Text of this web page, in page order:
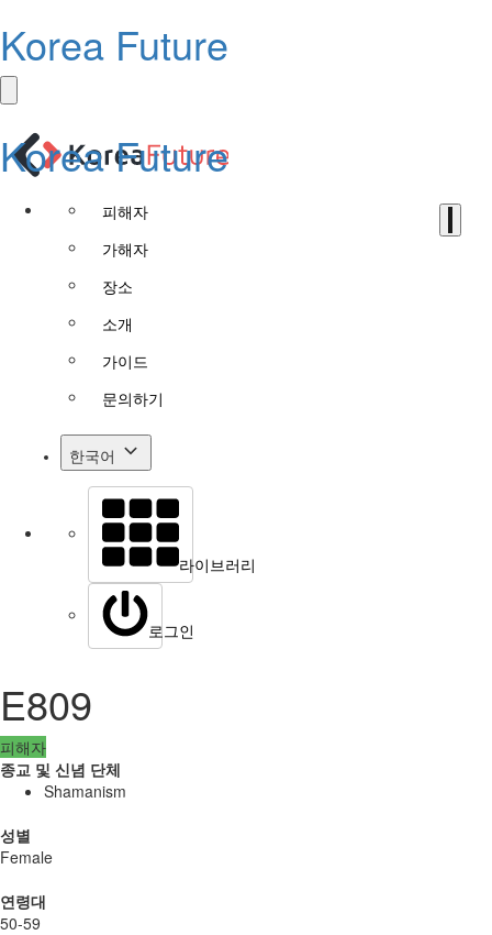
Korea Future
Korea Future
피해자
가해자
장소
소개
가이드
문의하기
한국어
라이브러리
로그인
E809
피해자
종교 및 신념 단체
Shamanism
성별
Female
연령대
50-59